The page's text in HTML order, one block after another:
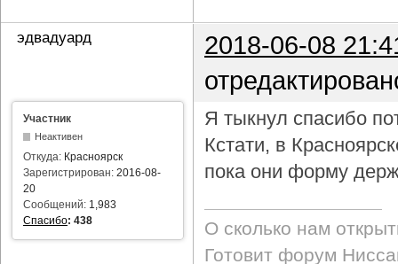
эдвадуард
2018-06-08
Участник
Неактивен
Откуда: Красноярск
Зарегистрирован: 2016-08-
20
Сообщений: 1,983
Спасибо: 438
Я тыкнул спасибо
Кстати, в
пока они форму
О сколько нам
Готовит форум